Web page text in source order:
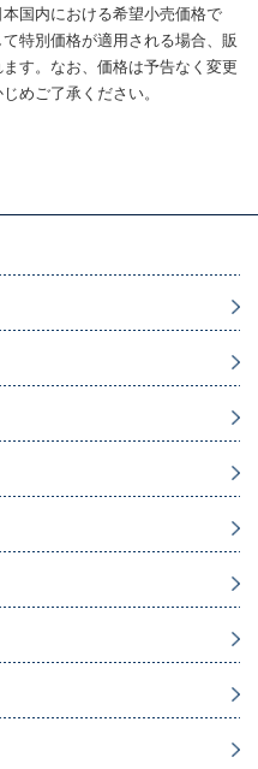
国内における希望小売価格で
特別価格が適用される場合、販
す。なお、価格は予告なく変更
めご了承ください。